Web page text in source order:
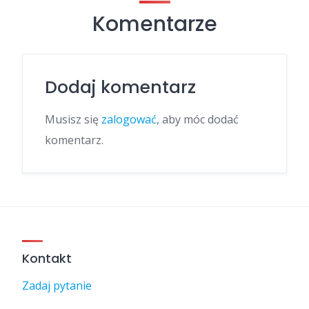
Komentarze
Dodaj komentarz
Musisz się zalogować, aby móc dodać
komentarz.
Kontakt
Zadaj pytanie